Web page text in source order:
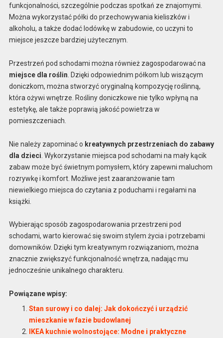
funkcjonalności, szczególnie podczas spotkań ze znajomymi.
Można wykorzystać półki do przechowywania kieliszków i
alkoholu, a także dodać lodówkę w zabudowie, co uczyni to
miejsce jeszcze bardziej użytecznym.
Przestrzeń pod schodami można również zagospodarować na
miejsce dla roślin . Dzięki odpowiednim półkom lub wiszącym
doniczkom, można stworzyć oryginalną kompozycję roślinną,
która ożywi wnętrze. Rośliny doniczkowe nie tylko wpłyną na
estetykę, ale także poprawią jakość powietrza w
pomieszczeniach.
Nie należy zapominać o kreatywnych przestrzeniach do zabawy
dla dzieci . Wykorzystanie miejsca pod schodami na mały kącik
zabaw może być świetnym pomysłem, który zapewni maluchom
rozrywkę i komfort. Możliwe jest zaaranżowanie tam
niewielkiego miejsca do czytania z poduchami i regałami na
książki.
Wybierając sposób zagospodarowania przestrzeni pod
schodami, warto kierować się swoim stylem życia i potrzebami
domowników. Dzięki tym kreatywnym rozwiązaniom, można
znacznie zwiększyć funkcjonalność wnętrza, nadając mu
jednocześnie unikalnego charakteru.
Powiązane wpisy:
Stan surowy i co dalej: Jak dokończyć i urządzić
mieszkanie w fazie budowlanej
IKEA kuchnie wolnostojące: Modne i praktyczne